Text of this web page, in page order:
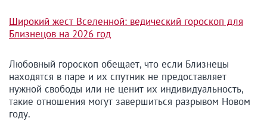
Широкий жест Вселенной: ведический гороскоп для
Близнецов на 2026 год
Любовный гороскоп обещает, что если Близнецы
находятся в паре и их спутник не предоставляет
нужной свободы или не ценит их индивидуальность,
такие отношения могут завершиться разрывом Новом
году.